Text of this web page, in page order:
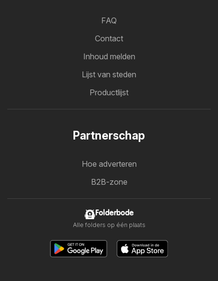
FAQ
Contact
Inhoud melden
Lijst van steden
Productlijst
Partnerschap
Hoe adverteren
B2B-zone
Folderbode
Alle folders op één plaats